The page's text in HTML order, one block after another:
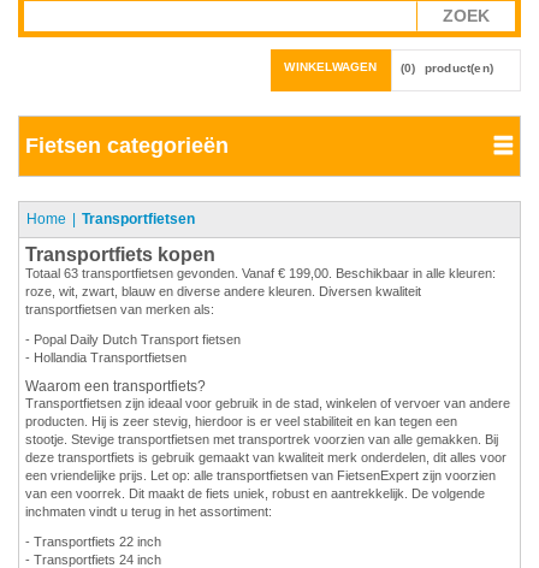
WINKELWAGEN (0) product(en)
Fietsen categorieën
Home Transportfietsen
Transportfiets kopen
Totaal 63 transportfietsen gevonden. Vanaf € 199,00. Beschikbaar in alle kleuren:
roze, wit, zwart, blauw en diverse andere kleuren. Diversen kwaliteit
transportfietsen van merken als:
- Popal Daily Dutch Transport fietsen
- Hollandia Transportfietsen
Waarom een transportfiets?
Transportfietsen zijn ideaal voor gebruik in de stad, winkelen of vervoer van andere
producten. Hij is zeer stevig, hierdoor is er veel stabiliteit en kan tegen een
stootje. Stevige transportfietsen met transportrek voorzien van alle gemakken. Bij
deze transportfiets is gebruik gemaakt van kwaliteit merk onderdelen, dit alles voor
een vriendelijke prijs. Let op: alle transportfietsen van FietsenExpert zijn voorzien
van een voorrek. Dit maakt de fiets uniek, robust en aantrekkelijk. De volgende
inchmaten vindt u terug in het assortiment:
- Transportfiets 22 inch
- Transportfiets 24 inch